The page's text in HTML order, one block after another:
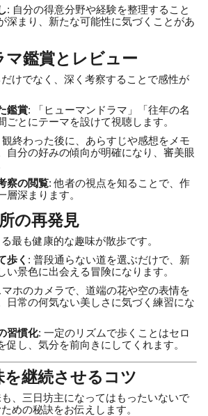
: 自分の得意分野や経験を整理すること
深まり、新たな可能性に気づくことがあ
マ鑑賞とレビュー
けでなく、深く考察することで感性が
鑑賞: 「ヒューマンドラマ」「往年の名
ごとにテーマを設けて視聴します。
観終わった後に、あらすじや感想をメモ
自分の好みの傾向が明確になり、審美眼
察の閲覧: 他者の視点を知ることで、作
層深まります。
の再発見
最も健康的な趣味が散歩です。
歩く : 普段通らない道を選ぶだけで、新
い景色に出会える冒険になります。
マホのカメラで、道端の花や空の表情を
日常の何気ない美しさに気づく練習にな
習慣化: 一定のリズムで歩くことはセロ
促し、気分を前向きにしてくれます。
を継続させるコツ
、三日坊主になってはもったいないで
めの秘訣をお伝えします。